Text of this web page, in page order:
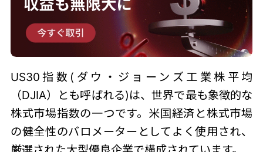
US30指数(ダウ・ジョーンズ工業株平均
（DJIA）とも呼ばれる)は、世界で最も象徴的な
株式市場指数の一つです。米国経済と株式市場
の健全性のバロメーターとしてよく使用され、